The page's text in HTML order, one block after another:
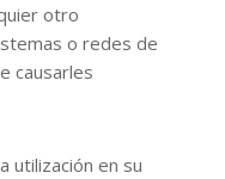
otro
o redes de
causarles
utilización en su